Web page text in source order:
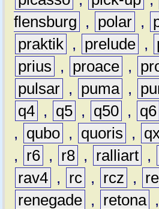
flensburg
, polar ,
praktik , prelude ,
prius
, proace ,
pulsar , puma ,
q4 , q5 , q50 , q6
,
qubo , quoris ,
,
r6 , r8 , ralliart ,
rav4 , rc , rcz ,
renegade , retona ,